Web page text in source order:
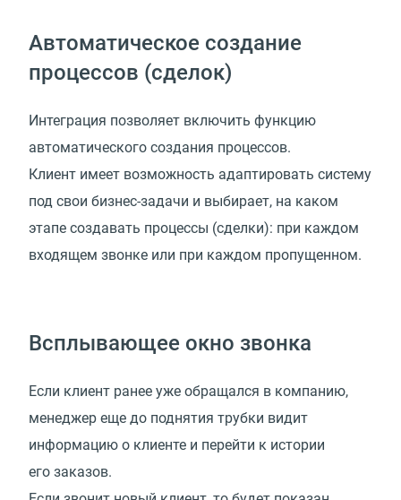
Автоматическое создание
процессов (сделок)
Интеграция позволяет включить функцию
автоматического создания процессов.
Клиент имеет возможность адаптировать систему
под свои бизнес-задачи и выбирает, на каком
этапе создавать процессы (сделки): при каждом
входящем звонке или при каждом пропущенном.
Всплывающее окно звонка
Если клиент ранее уже обращался в компанию,
менеджер еще до поднятия трубки видит
информацию о клиенте и перейти к истории
его заказов.